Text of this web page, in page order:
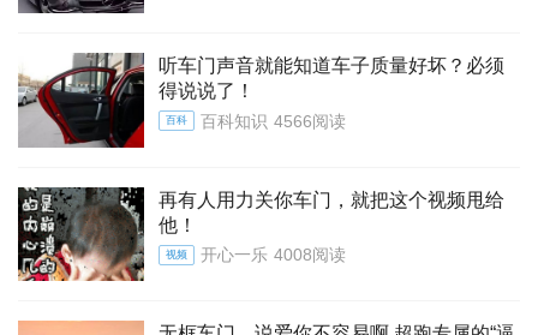
听车门声音就能知道车子质量好坏？必须
得说说了！
百科 百科知识 4566阅读
再有人用力关你车门，就把这个视频甩给
他！
视频 开心一乐 4008阅读